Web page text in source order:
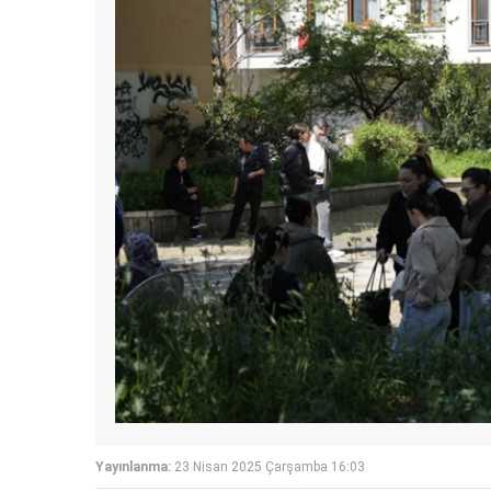
Yayınlanma: 23 Nisan 2025 Çarşamba 16:03